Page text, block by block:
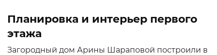
Планировка и интерьер первого
этажа
Загородный дом Арины Шараповой построили в